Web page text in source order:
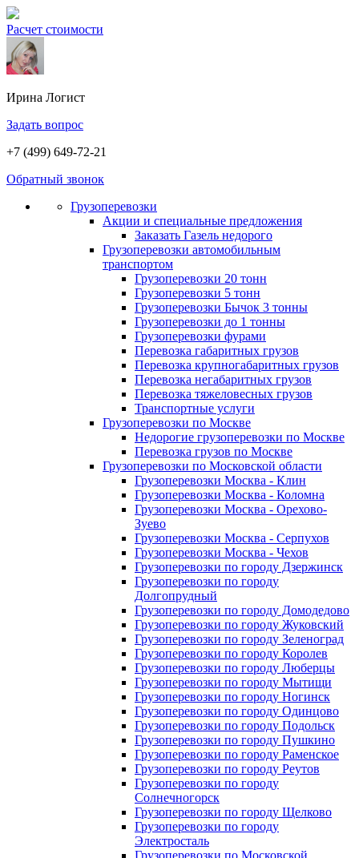
Расчет стоимости
Ирина Логист
Задать вопрос
+7 (499) 649-72-21
Обратный звонок
Грузоперевозки
Акции и специальные предложения
Заказать Газель недорого
Грузоперевозки автомобильным
транспортом
Грузоперевозки 20 тонн
Грузоперевозки 5 тонн
Грузоперевозки Бычок 3 тонны
Грузоперевозки до 1 тонны
Грузоперевозки фурами
Перевозка габаритных грузов
Перевозка крупногабаритных грузов
Перевозка негабаритных грузов
Перевозка тяжеловесных грузов
Транспортные услуги
Грузоперевозки по Москве
Недорогие грузоперевозки по Москве
Перевозка грузов по Москве
Грузоперевозки по Московской области
Грузоперевозки Москва - Клин
Грузоперевозки Москва - Коломна
Грузоперевозки Москва - Орехово-
Зуево
Грузоперевозки Москва - Серпухов
Грузоперевозки Москва - Чехов
Грузоперевозки по городу Дзержинск
Грузоперевозки по городу
Долгопрудный
Грузоперевозки по городу Домодедово
Грузоперевозки по городу Жуковский
Грузоперевозки по городу Зеленоград
Грузоперевозки по городу Королев
Грузоперевозки по городу Люберцы
Грузоперевозки по городу Мытищи
Грузоперевозки по городу Ногинск
Грузоперевозки по городу Одинцово
Грузоперевозки по городу Подольск
Грузоперевозки по городу Пушкино
Грузоперевозки по городу Раменское
Грузоперевозки по городу Реутов
Грузоперевозки по городу
Солнечногорск
Грузоперевозки по городу Щелково
Грузоперевозки по городу
Электросталь
Грузоперевозки по Московской